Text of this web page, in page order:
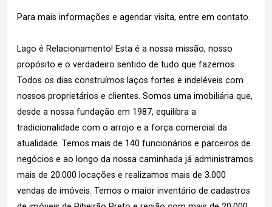
Para mais informações e agendar visita, entre em contato.
Lago é Relacionamento! Esta é a nossa missão, nosso
propósito e o verdadeiro sentido de tudo que fazemos.
Todos os dias construímos laços fortes e indeléveis com
nossos proprietários e clientes. Somos uma imobiliária que,
desde a nossa fundação em 1987, equilibra a
tradicionalidade com o arrojo e a força comercial da
atualidade. Temos mais de 140 funcionários e parceiros de
negócios e ao longo da nossa caminhada já administramos
mais de 20.000 locações e realizamos mais de 3.000
vendas de imóveis. Temos o maior inventário de cadastros